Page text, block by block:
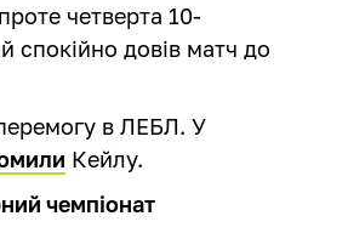
четверта 10-
довів матч до
в ЛЕБЛ. У
Кейлу.
чемпіонат